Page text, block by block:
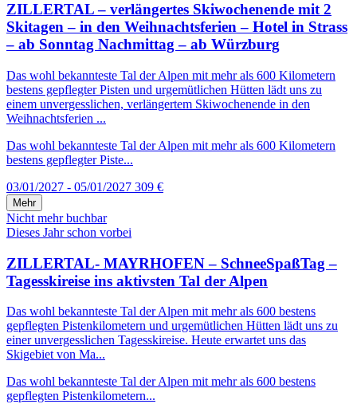
ZILLERTAL – verlängertes Skiwochenende mit 2
Skitagen – in den Weihnachtsferien – Hotel in Strass
– ab Sonntag Nachmittag – ab Würzburg
Das wohl bekannteste Tal der Alpen mit mehr als 600 Kilometern
bestens gepflegter Pisten und urgemütlichen Hütten lädt uns zu
einem unvergesslichen, verlängertem Skiwochenende in den
Weihnachtsferien ...
Das wohl bekannteste Tal der Alpen mit mehr als 600 Kilometern
bestens gepflegter Piste...
03/01/2027 - 05/01/2027 309 €
Mehr
Nicht mehr buchbar
Dieses Jahr schon vorbei
ZILLERTAL- MAYRHOFEN – SchneeSpaßTag –
Tagesskireise ins aktivsten Tal der Alpen
Das wohl bekannteste Tal der Alpen mit mehr als 600 bestens
gepflegten Pistenkilometern und urgemütlichen Hütten lädt uns zu
einer unvergesslichen Tagesskireise. Heute erwartet uns das
Skigebiet von Ma...
Das wohl bekannteste Tal der Alpen mit mehr als 600 bestens
gepflegten Pistenkilometern...